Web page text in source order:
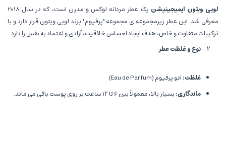
لویی ویتون ایمیجینیشن
یک عطر مردانه لوکس و مدرن است، که در سال 2018
معرفی شد. این عطر زیرمجموعه ی مجموعه "پرفیوم" برند لویی ویتون قرار دارد و با
ترکیبات متفاوت و خاص، هدف ایجاد احساس خلاقیت، آزادی و اعتماد به نفس را دارد.
نوع و غلظت عطر
غلظت:ادو پرفیوم (Eau de Parfum)
ماندگاری:بسیار بالا، معمولاً بین ۶ تا ۱۲ ساعت بر روی پوست باقی می ماند.